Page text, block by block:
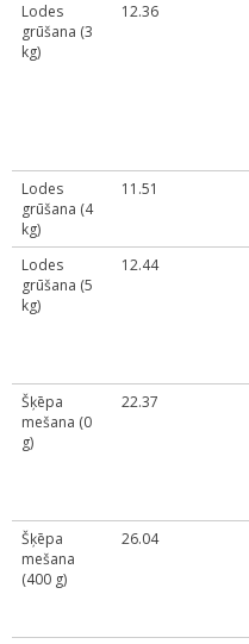
Lodes
grūšana (3
kg)
12.36
Lodes
grūšana (4
kg)
11.51
Lodes
grūšana (5
kg)
12.44
Šķēpa
mešana (0
g)
22.37
Šķēpa
mešana
(400 g)
26.04